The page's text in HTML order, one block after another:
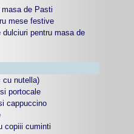
masa de Pasti
mese festive
pentru masa de
cu nutella)
portocale
cappuccino
copiii cuminti